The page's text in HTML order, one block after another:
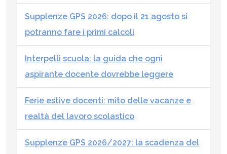
Supplenze GPS 2026: dopo il 21 agosto si
potranno fare i primi calcoli
Interpelli scuola: la guida che ogni
aspirante docente dovrebbe leggere
Ferie estive docenti: mito delle vacanze e
realtà del lavoro scolastico
Supplenze GPS 2026/2027: la scadenza del